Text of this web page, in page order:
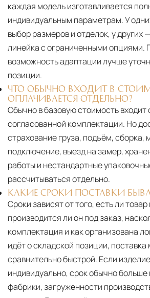
каждая модель изготавливается
индивидуальным параметрам. У
выбор размеров и отделок, у других
линейка с ограниченными опциями.
возможность адаптации лучше
позиции.
ЧТО ОБЫЧНО ВХОДИТ В
ОПЛАЧИВАЕТСЯ ОТДЕЛЬНО?
Обычно в базовую стоимость входит
согласованной комплектации. Но
страхование груза, подъём, сборка,
подключение, выезд на замер,
работы и нестандартные
рассчитываться отдельно.
КАКИЕ СРОКИ ПОСТАВКИ
Сроки зависят от того, есть ли
производится ли он под заказ,
комплектация и как организована
идёт о складской позиции,
сравнительно быстрой. Если
индивидуально, срок обычно больше
фабрики, загруженности